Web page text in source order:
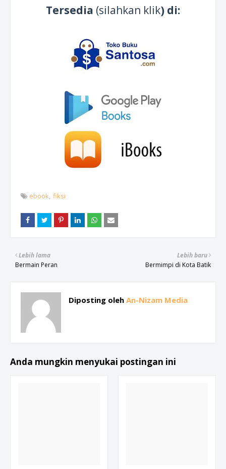
Tersedia (silahkan klik) di:
ebook fiksi
Lebih baru
Bermimpi di Kota Batik
Lebih lama
Bermain Peran
Diposting oleh An-Nizam Media
Anda mungkin menyukai postingan ini